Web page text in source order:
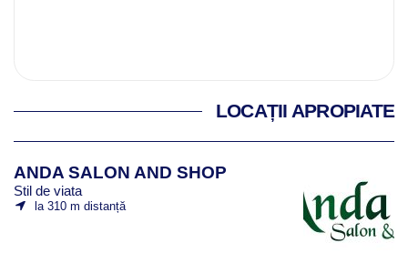
LOCAȚII APROPIATE
ANDA SALON AND SHOP
Stil de viata
la 310 m distanță